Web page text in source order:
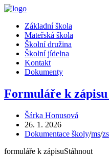
Přejít
obsahu
Menu
Základní škola
Mateřská škola
Školní družina
Školní jídelna
Kontakt
Dokumenty
Formuláře k
Autor
příspěvku
Šárka Honusová
Příspěvek
byl
26. 1. 2026
Rubriky
Dokumentace školy/ms/zs
formuláře k zápisuStáhnout